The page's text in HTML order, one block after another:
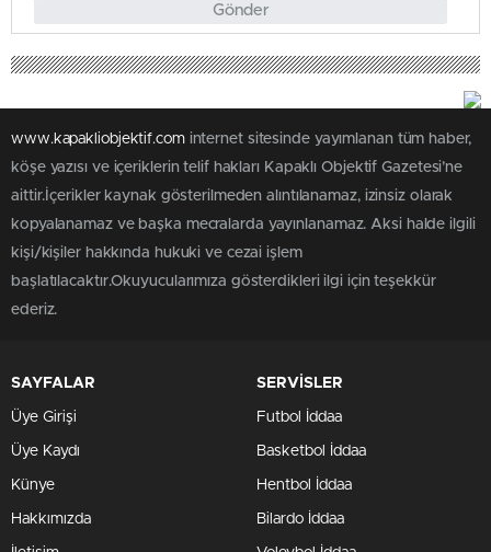
Gönder
www.kapakliobjektif.cominternet sitesinde yayımlanan tüm haber,
köşe yazısı ve içeriklerin telif hakları Kapaklı Objektif Gazetesi’ne
aittir.İçerikler kaynak gösterilmeden alıntılanamaz, izinsiz olarak
kopyalanamaz ve başka mecralarda yayınlanamaz. Aksi halde ilgili
kişi/kişiler hakkında hukuki ve cezai işlem
başlatılacaktır.Okuyucularımıza gösterdikleri ilgi için teşekkür
ederiz.
SAYFALAR
Üye Girişi
Üye Kaydı
Künye
Hakkımızda
SERVİSLER
Futbol İddaa
Basketbol İddaa
Hentbol İddaa
Bilardo İddaa